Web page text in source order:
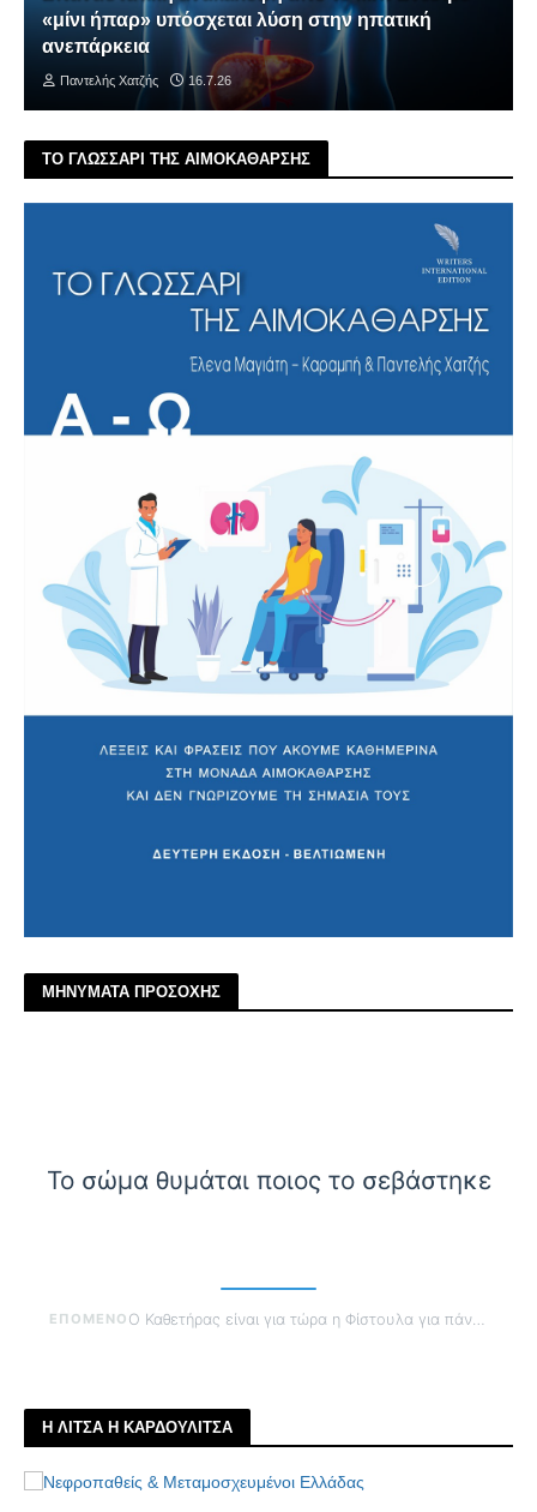
«μίνι ήπαρ» υπόσχεται λύση στην ηπατική
ανεπάρκεια
Παντελής Χατζής 16.7.26
ΤΟ ΓΛΩΣΣΑΡΙ ΤΗΣ ΑΙΜΟΚΑΘΑΡΣΗΣ
ΜΗΝΥΜΑΤΑ ΠΡΟΣΟΧΗΣ
Το σώμα θυμάται ποιος το σεβάστηκε
ΕΠΟΜΕΝΟ Ο Καθετήρας είναι για τώρα η Φίστουλα για πάντα
Η ΛΙΤΣΑ Η ΚΑΡΔΟΥΛΙΤΣΑ